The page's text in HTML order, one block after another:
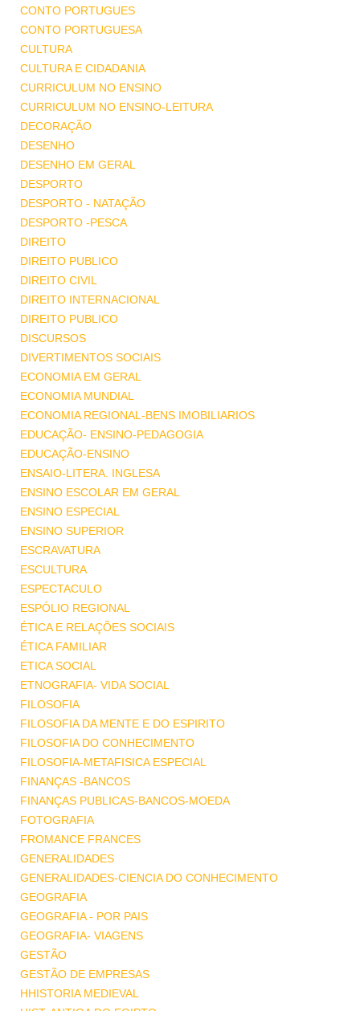
CONTO PORTUGUES
CONTO PORTUGUESA
CULTURA
CULTURA E CIDADANIA
CURRICULUM NO ENSINO
CURRICULUM NO ENSINO-LEITURA
DECORAÇÃO
DESENHO
DESENHO EM GERAL
DESPORTO
DESPORTO - NATAÇÃO
DESPORTO -PESCA
DIREITO
DIREITO PUBLICO
DIREITO CIVIL
DIREITO INTERNACIONAL
DIREITO PUBLICO
DISCURSOS
DIVERTIMENTOS SOCIAIS
ECONOMIA EM GERAL
ECONOMIA MUNDIAL
ECONOMIA REGIONAL-BENS IMOBILIARIOS
EDUCAÇÃO- ENSINO-PEDAGOGIA
EDUCAÇÃO-ENSINO
ENSAIO-LITERA. INGLESA
ENSINO ESCOLAR EM GERAL
ENSINO ESPECIAL
ENSINO SUPERIOR
ESCRAVATURA
ESCULTURA
ESPECTACULO
ESPÓLIO REGIONAL
ÉTICA E RELAÇÕES SOCIAIS
ÉTICA FAMILIAR
ETICA SOCIAL
ETNOGRAFIA- VIDA SOCIAL
FILOSOFIA
FILOSOFIA DA MENTE E DO ESPIRITO
FILOSOFIA DO CONHECIMENTO
FILOSOFIA-METAFISICA ESPECIAL
FINANÇAS -BANCOS
FINANÇAS PUBLICAS-BANCOS-MOEDA
FOTOGRAFIA
FROMANCE FRANCES
GENERALIDADES
GENERALIDADES-CIENCIA DO CONHECIMENTO
GEOGRAFIA
GEOGRAFIA - POR PAIS
GEOGRAFIA- VIAGENS
GESTÃO
GESTÃO DE EMPRESAS
HHISTORIA MEDIEVAL